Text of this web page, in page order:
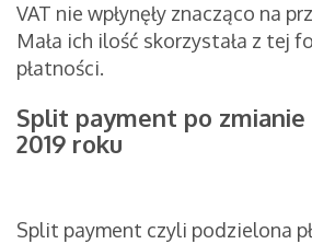
VAT nie wpłynęły znacząco na
Mała ich ilość skorzystała z tej
płatności.
Split payment po zmianie
2019 roku
Split payment czyli podzielona